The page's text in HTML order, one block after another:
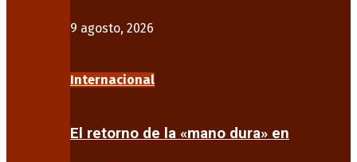
9 agosto, 2026
Internacional
El retorno de la «mano dura» en